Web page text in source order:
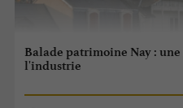
Balade patrimoine Nay :
l'industrie